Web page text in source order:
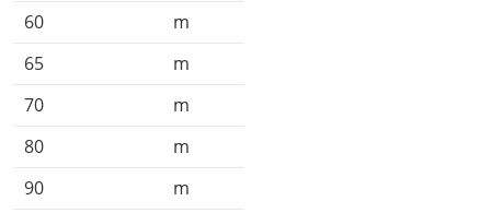
60
m
65
m
70
m
80
m
90
m